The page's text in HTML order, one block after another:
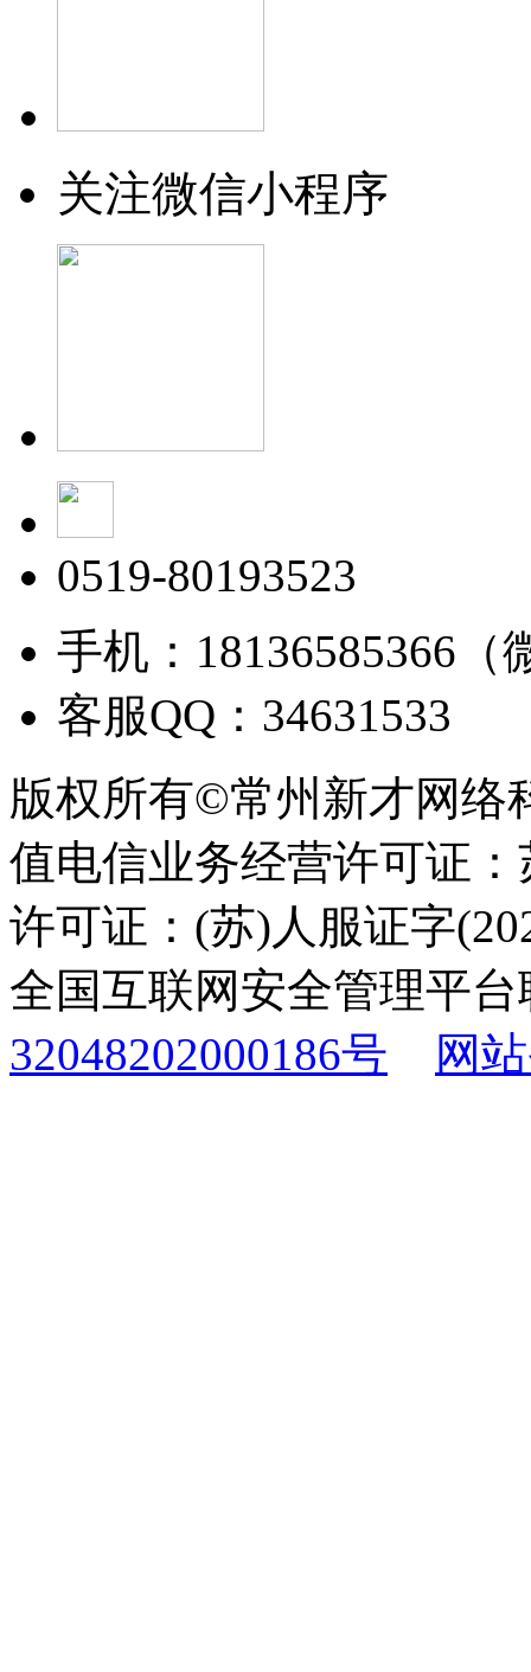
关注微信小程序
0519-80193523
手机：18136585366（
客服QQ：34631533
版权所有©常州新才网络
值电信业务经营许可证
许可证：(苏)人服证字
全国互联网安全管理平
32048202000186号
网